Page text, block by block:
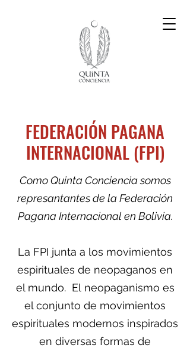
FEDERACIÓN PAGANA
INTERNACIONAL (FPI)
Como Quinta Conciencia somos
represantantes de la Federación
Pagana Internacional en Bolivia.
La FPI junta a los movimientos
espirituales de neopaganos en
el mundo. El neopaganismo es
el conjunto de movimientos
espirituales modernos inspirados
en diversas formas de